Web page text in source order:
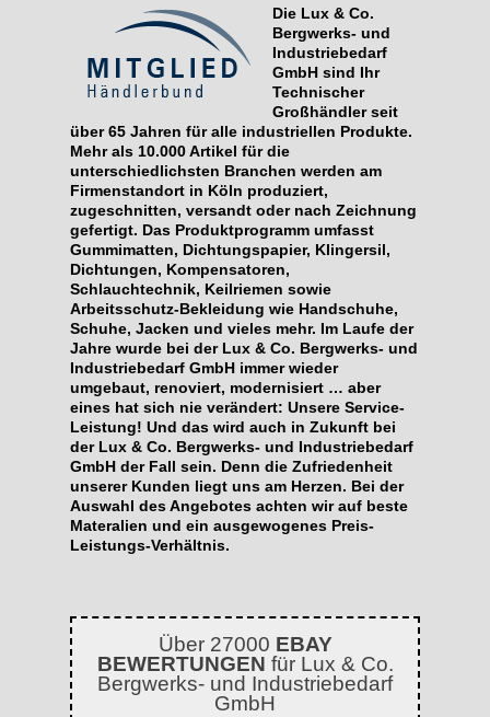
Die Lux & Co.
Bergwerks- und
Industriebedarf
GmbH sind Ihr
Technischer
Großhändler seit
über 65 Jahren für alle industriellen Produkte.
Mehr als 10.000 Artikel für die
unterschiedlichsten Branchen werden am
Firmenstandort in Köln produziert,
zugeschnitten, versandt oder nach Zeichnung
gefertigt. Das Produktprogramm umfasst
Gummimatten, Dichtungspapier, Klingersil,
Dichtungen, Kompensatoren,
Schlauchtechnik, Keilriemen sowie
Arbeitsschutz-Bekleidung wie Handschuhe,
Schuhe, Jacken und vieles mehr. Im Laufe der
Jahre wurde bei der Lux & Co. Bergwerks- und
Industriebedarf GmbH immer wieder
umgebaut, renoviert, modernisiert … aber
eines hat sich nie verändert: Unsere Service-
Leistung! Und das wird auch in Zukunft bei
der Lux & Co. Bergwerks- und Industriebedarf
GmbH der Fall sein. Denn die Zufriedenheit
unserer Kunden liegt uns am Herzen. Bei der
Auswahl des Angebotes achten wir auf beste
Materalien und ein ausgewogenes Preis-
Leistungs-Verhältnis.
Über 27000 EBAY
BEWERTUNGEN für Lux & Co.
Bergwerks- und Industriebedarf
GmbH